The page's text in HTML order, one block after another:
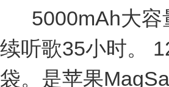
5000mAh大
续听歌35小时。
袋。是苹果